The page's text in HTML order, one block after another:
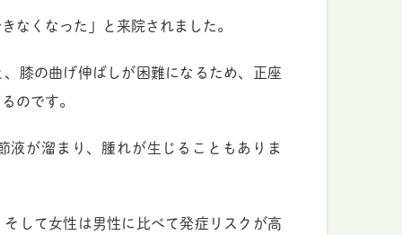
なくなった」と来院されました。
膝の曲げ伸ばしが困難になるため、正座
のです。
液が溜まり、腫れが生じることもありま
して女性は男性に比べて発症リスクが高